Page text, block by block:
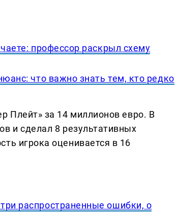
профессор раскрыл схему
что важно знать тем, кто редко
Плейт» за 14 миллионов евро. В
и сделал 8 результативных
игрока оценивается в 16
распространенные ошибки, о